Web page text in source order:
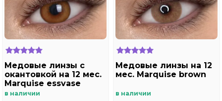
Медовые линзы c
окантовкой на 12 мес.
Marquise essvase
brown
в наличии
Медовые линзы на 12
мес. Marquise brown
в наличии